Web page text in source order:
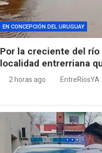
EN CONCEPCIÓN DEL URUGUAY
Por la creciente del río
localidad entrerriana
2 horas ago EntreRíosYA